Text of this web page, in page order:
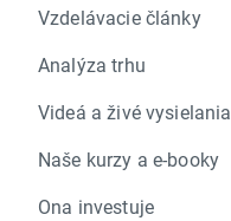
Vzdelávacie články
Analýza trhu
Videá a živé vysielania
Naše kurzy a e-booky
Ona investuje